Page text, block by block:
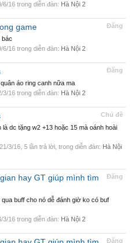
6/16trong diễn đàn: Hà Nội 2
Đăng
game
bác
6/16trong diễn đàn: Hà Nội 2
Đăng
áo ring canh nữa ma
3/16trong diễn đàn: Hà Nội 2
Chủ đề
dc tặng w2 +13 hoặc 15 mà oánh hoài
21/3/16, 5 lần trả lời, trong diễn đàn: Hà Nội
Đăng
hay GT giúp mình tìm
buff cho nó dễ đánh giờ ko có buf
3/16trong diễn đàn: Hà Nội 2
Đăng